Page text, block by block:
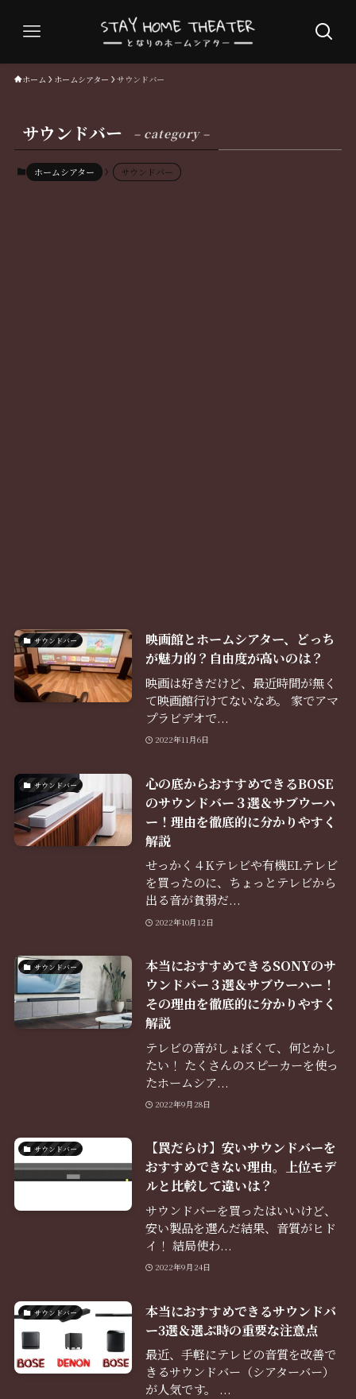
ホーム ホームシアター サウンドバー
サウンドバー – category –
ホームシアター サウンドバー
サウンドバー
映画館とホームシアター、どっち
が魅力的？自由度が高いのは？
映画は好きだけど、最近時間が無く
て映画館行けてないなあ。 家でアマ
プラビデオで...
2022年11月6日
サウンドバー
心の底からおすすめできるBOSE
のサウンドバー３選＆サブウーハ
ー！理由を徹底的に分かりやすく
解説
せっかく４Kテレビや有機ELテレビ
を買ったのに、ちょっとテレビから
出る音が貧弱だ...
2022年10月12日
サウンドバー
本当におすすめできるSONYのサ
ウンドバー３選＆サブウーハー！
その理由を徹底的に分かりやすく
解説
テレビの音がしょぼくて、何とかし
たい！ たくさんのスピーカーを使っ
たホームシア...
2022年9月28日
サウンドバー
【罠だらけ】安いサウンドバーを
おすすめできない理由。上位モデ
ルと比較して違いは？
サウンドバーを買ったはいいけど、
安い製品を選んだ結果、音質がヒド
イ！ 結局使わ...
2022年9月24日
サウンドバー
本当におすすめできるサウンドバ
ー3選＆選ぶ時の重要な注意点
最近、手軽にテレビの音質を改善で
きるサウンドバー（シアターバー）
が人気です。 ...